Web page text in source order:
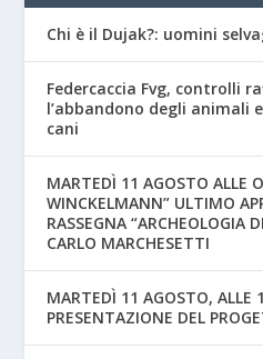
Chi è il Dujak?: uomini
Federcaccia Fvg, controlli
l’abbandono degli animali
cani
MARTEDÌ 11 AGOSTO ALLE
WINCKELMANN” ULTIMO
RASSEGNA “ARCHEOLOGIA
CARLO MARCHESETTI
MARTEDÌ 11 AGOSTO, ALLE
PRESENTAZIONE DEL